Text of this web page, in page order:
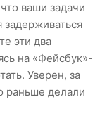
ваши задачи
эти два
на «Фейсбук»-
Уверен, за
раньше делали